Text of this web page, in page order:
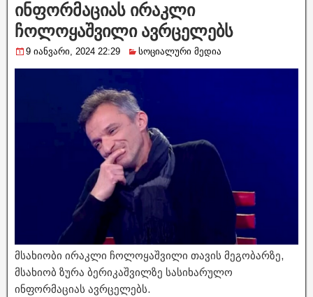
ინფორმაციას ირაკლი
ჩოლოყაშვილი ავრცელებს
9 იანვარი, 2024 22:29 სოციალური მედია
მსახიობი ირაკლი ჩოლოყაშვილი თავის მეგობარზე,
მსახიობ ზურა ბერიკაშვილზე სასიხარულო
ინფორმაციას ავრცელებს.